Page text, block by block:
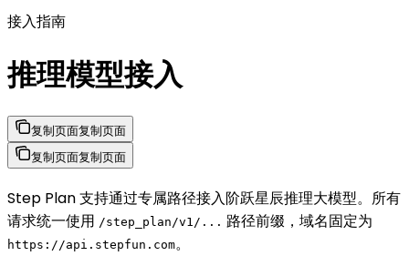
接入指南
推理模型接入
复制页面复制页面
复制页面复制页面
Step Plan 支持通过专属路径接入阶跃星辰推理大模型。所有
请求统一使用 /step_plan/v1/... 路径前缀，域名固定为
https://api.stepfun.com。